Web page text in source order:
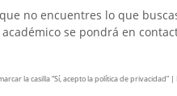
no encuentres lo que
se pondrá en
la casilla “Sí, acepto la política de privacidad” |